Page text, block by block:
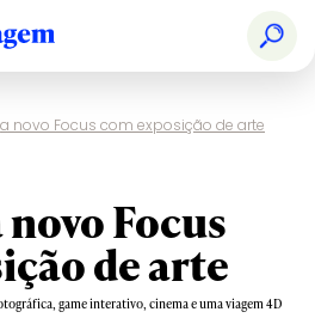
novo Focus com exposição de arte
Focus
de arte
game interativo, cinema e uma viagem 4D